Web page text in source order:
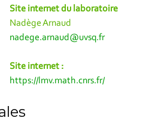
Site internet du laboratoire
Nadège Arnaud
nadege.arnaud@uvsq.fr
Site internet :
https://lmv.math.cnrs.fr/